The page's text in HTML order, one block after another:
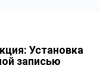
Установка
записью